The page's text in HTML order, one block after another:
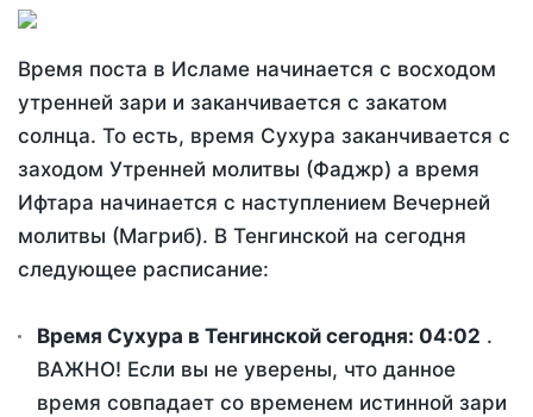
Время поста в Исламе начинается с восходом
утренней зари и заканчивается с закатом
солнца. То есть, время Сухура заканчивается с
заходом Утренней молитвы (Фаджр) а время
Ифтара начинается с наступлением Вечерней
молитвы (Магриб). В Тенгинской на сегодня
следующее расписание:
Время Сухура в Тенгинской сегодня: 04:02 .
ВАЖНО! Если вы не уверены, что данное
время совпадает со временем истинной зари